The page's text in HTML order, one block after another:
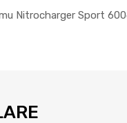
Nitrocharger Sport